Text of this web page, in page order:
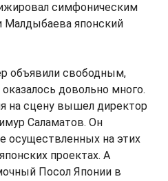
симфоническим
Малдыбаева японский
объявили свободным,
довольно много.
на сцену вышел директор
Саламатов. Он
осуществленных на этих
проектах. А
Посол Японии в